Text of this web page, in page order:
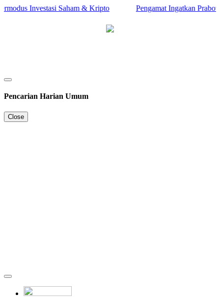
Investasi Saham & Kripto Pengamat Ingatkan
Pencarian Harian Umum
Close